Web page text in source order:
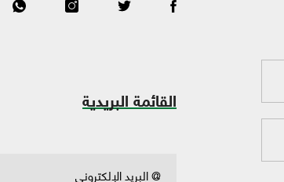
القائمة البريدية